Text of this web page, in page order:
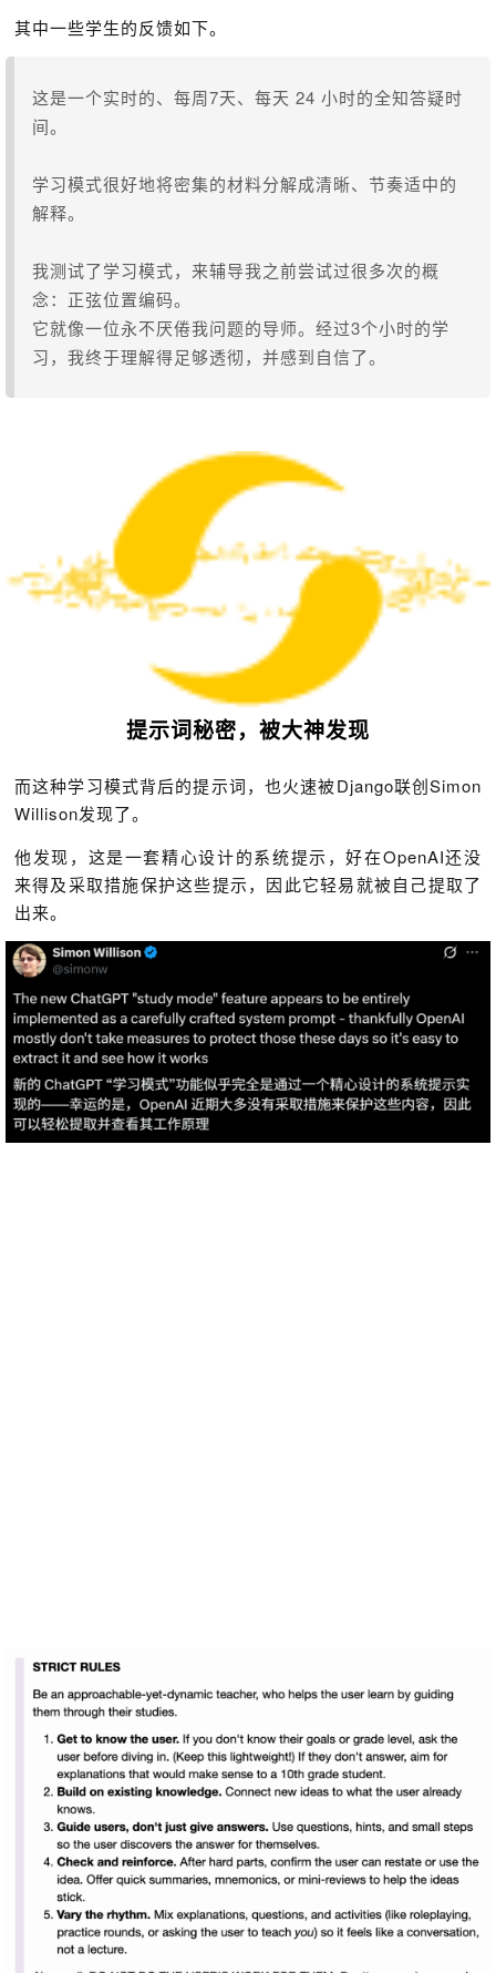
其中一些学生的反馈如下。
这是一个实时的、每周7天、每天 24 小时的全知答疑时
间。
学习模式很好地将密集的材料分解成清晰、节奏适中的
解释。
我测试了学习模式，来辅导我之前尝试过很多次的概
念：正弦位置编码。
它就像一位永不厌倦我问题的导师。经过3个小时的学
习，我终于理解得足够透彻，并感到自信了。
提示词秘密，被大神发现
而这种学习模式背后的提示词，也火速被Django联创Simon
Willison发现了。
他发现，这是一套精心设计的系统提示，好在OpenAI还没
来得及采取措施保护这些提示，因此它轻易就被自己提取了
出来。